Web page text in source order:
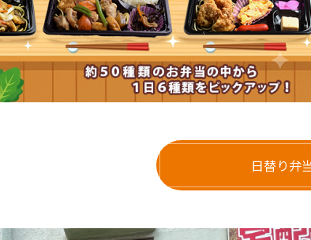
日替り弁